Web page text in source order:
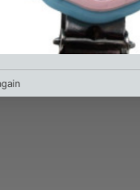
Pagamenti Sicuri
Utilizziamo sistemi di